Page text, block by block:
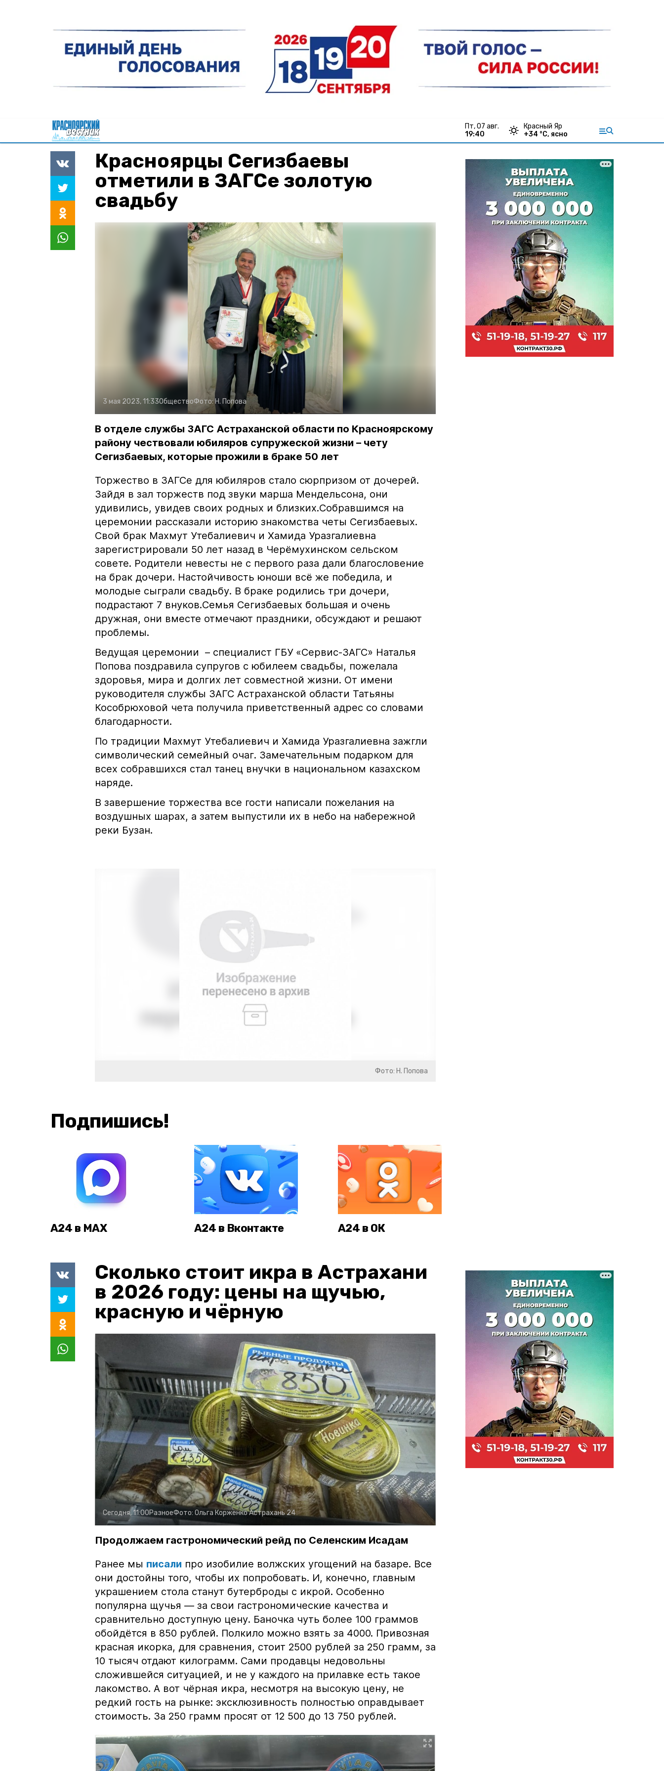
пт, 07 авг.
19:40
Красный Яр
+34 °С, ясно
Красноярцы Сегизбаевы
отметили в ЗАГСе золотую
свадьбу
3 мая 2023, 11:33ОбществоФото:Н. Попова
В отделе службы ЗАГС Астраханской области по Красноярскому
району чествовали юбиляров супружеской жизни – чету
Сегизбаевых, которые прожили в браке 50 лет
Торжество в ЗАГСе для юбиляров стало сюрпризом от дочерей.
Зайдя в зал торжеств под звуки марша Мендельсона, они
удивились, увидев своих родных и близких.Собравшимся на
церемонии рассказали историю знакомства четы Сегизбаевых.
Свой брак Махмут Утебалиевич и Хамида Уразгалиевна
зарегистрировали 50 лет назад в Черёмухинском сельском
совете. Родители невесты не с первого раза дали благословение
на брак дочери. Настойчивость юноши всё же победила, и
молодые сыграли свадьбу. В браке родились три дочери,
подрастают 7 внуков.Семья Сегизбаевых большая и очень
дружная, они вместе отмечают праздники, обсуждают и решают
проблемы.
Ведущая церемонии – специалист ГБУ «Сервис-ЗАГС» Наталья
Попова поздравила супругов с юбилеем свадьбы, пожелала
здоровья, мира и долгих лет совместной жизни. От имени
руководителя службы ЗАГС Астраханской области Татьяны
Кособрюховой чета получила приветственный адрес со словами
благодарности.
По традиции Махмут Утебалиевич и Хамида Уразгалиевна зажгли
символический семейный очаг. Замечательным подарком для
всех собравшихся стал танец внучки в национальном казахском
наряде.
В завершение торжества все гости написали пожелания на
воздушных шарах, а затем выпустили их в небо на набережной
реки Бузан.
Фото: Н. Попова
Подпишись!
А24 в MAX А24 в Вконтакте А24 в ОК
Сколько стоит икра в Астрахани
в 2026 году: цены на щучью,
красную и чёрную
Сегодня, 11:00РазноеФото: Ольга КорженкоАстрахань 24
Продолжаем гастрономический рейд по Селенским Исадам
Ранее мы писали про изобилие волжских угощений на базаре. Все
они достойны того, чтобы их попробовать. И, конечно, главным
украшением стола станут бутерброды с икрой. Особенно
популярна щучья — за свои гастрономические качества и
сравнительно доступную цену. Баночка чуть более 100 граммов
обойдётся в 850 рублей. Полкило можно взять за 4000. Привозная
красная икорка, для сравнения, стоит 2500 рублей за 250 грамм, за
10 тысяч отдают килограмм. Сами продавцы недовольны
сложившейся ситуацией, и не у каждого на прилавке есть такое
лакомство. А вот чёрная икра, несмотря на высокую цену, не
редкий гость на рынке: эксклюзивность полностью оправдывает
стоимость. За 250 грамм просят от 12 500 до 13 750 рублей.